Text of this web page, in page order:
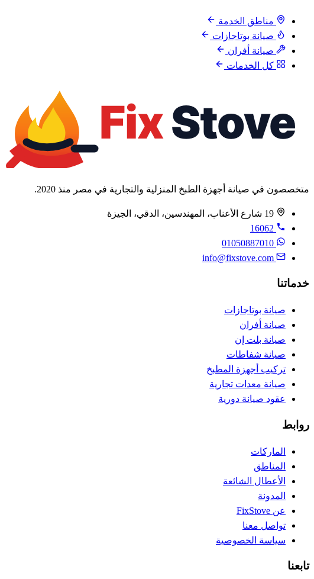
مناطق الخدمة
صيانة بوتاجازات
صيانة أفران
كل الخدمات
متخصصون في صيانة أجهزة الطبخ المنزلية والتجارية في مصر منذ 2020.
19 شارع الأعناب، المهندسين، الدقي، الجيزة
16062
01050887010
info@fixstove.com
خدماتنا
صيانة بوتاجازات
صيانة أفران
صيانة بلت إن
صيانة شفاطات
تركيب أجهزة المطبخ
صيانة معدات تجارية
عقود صيانة دورية
روابط
الماركات
المناطق
الأعطال الشائعة
المدونة
عن FixStove
تواصل معنا
سياسة الخصوصية
تابعنا